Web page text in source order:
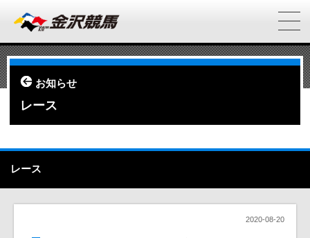
お知らせ
レース
レース
2020-08-20